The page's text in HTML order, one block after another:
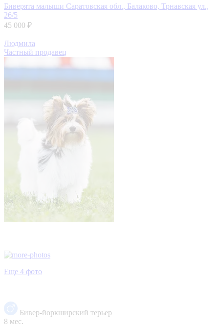
Биверята малыши Саратовская обл., Балаково, Трнавская ул.,
26/5
45 000 ₽
Людмила
Частный продавец
Еще 4 фото
Бивер-йоркширский терьер
8 мес.